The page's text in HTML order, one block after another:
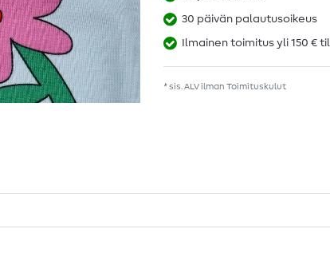
30 päivän palautusoikeus
Ilmainen toimitus yli 150 €
* sis. ALV ilman Toimituskulut